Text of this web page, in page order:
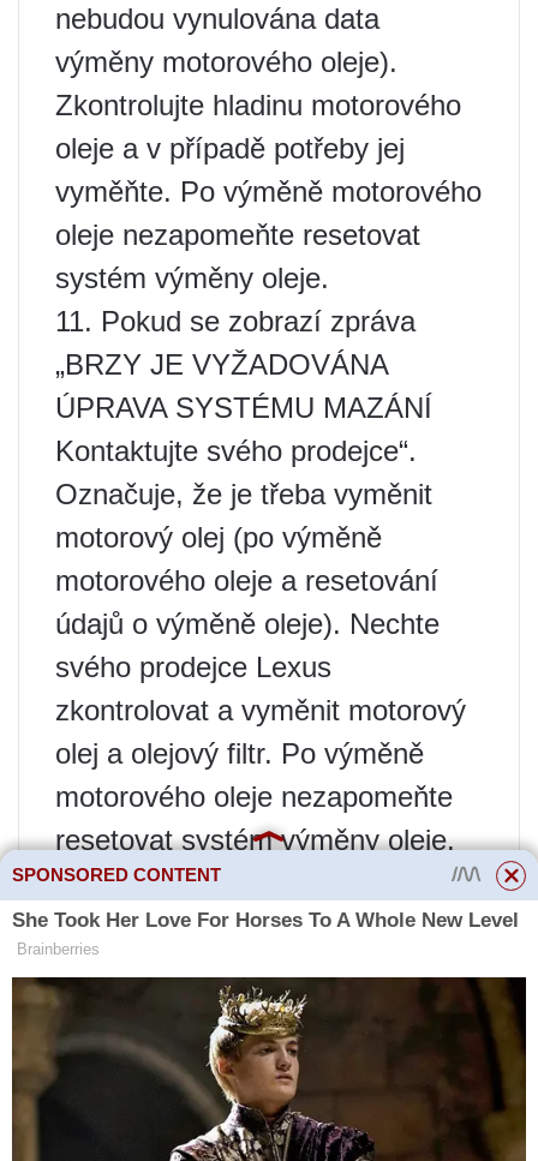
nebudou vynulována data
výměny motorového oleje).
Zkontrolujte hladinu motorového
oleje a v případě potřeby jej
vyměňte. Po výměně motorového
oleje nezapomeňte resetovat
systém výměny oleje.
11. Pokud se zobrazí zpráva
„BRZY JE VYŽADOVÁNA
ÚPRAVA SYSTÉMU MAZÁNÍ
Kontaktujte svého prodejce“.
Označuje, že je třeba vyměnit
motorový olej (po výměně
motorového oleje a resetování
údajů o výměně oleje). Nechte
svého prodejce Lexus
zkontrolovat a vyměnit motorový
olej a olejový filtr. Po výměně
motorového oleje nezapomeňte
resetovat systém výměny oleje.
12. Pokud se zobrazí „Viz návod
k obsluze“.
Pokud se zobrazí následující
zprávy, postupujte podle pokynů.
„Vysoká teplota. ochladit kapalný
Pokud se zobrazí následující
SPONSORED CONTENT